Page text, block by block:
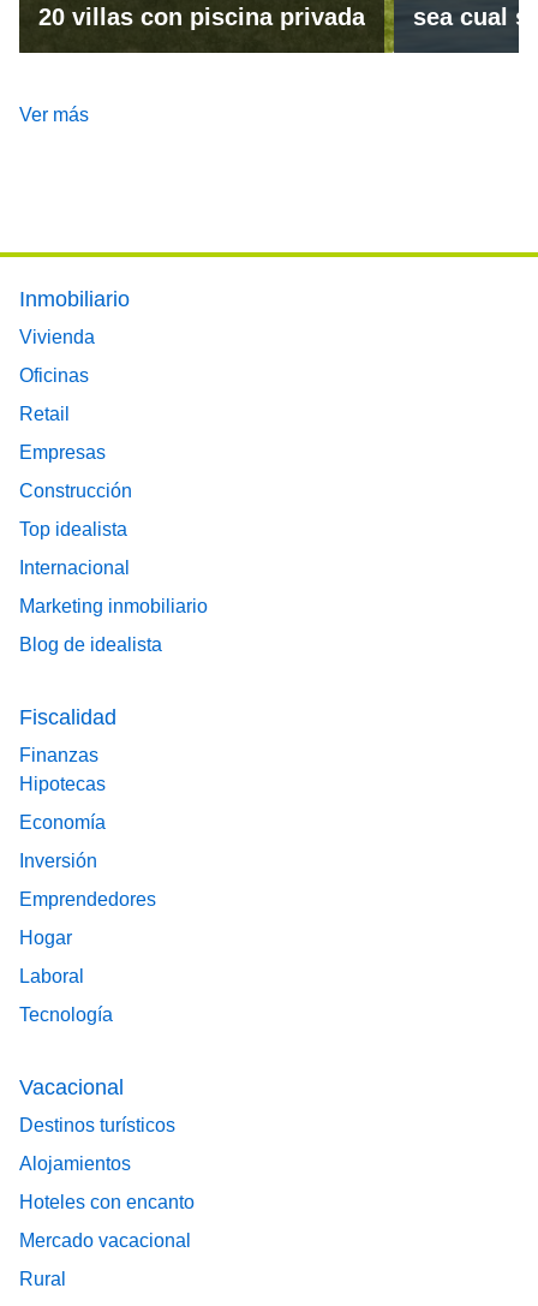
20 villas con piscina privada sea cual
Ver más
Footer main menu
Inmobiliario
Vivienda
Oficinas
Retail
Empresas
Construcción
Top idealista
Internacional
Marketing inmobiliario
Blog de idealista
Fiscalidad
Finanzas
Hipotecas
Economía
Inversión
Emprendedores
Hogar
Laboral
Tecnología
Vacacional
Destinos turísticos
Alojamientos
Hoteles con encanto
Mercado vacacional
Rural